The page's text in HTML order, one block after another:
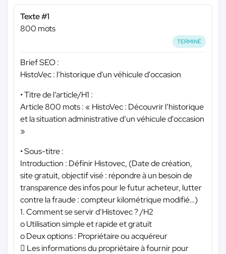
Texte #1
800 mots
TERMINÉ
Brief SEO :
HistoVec : l’historique d'un véhicule d'occasion
• Titre de l’article/H1 :
Article 800 mots : « HistoVec : Découvrir l’historique
et la situation administrative d’un véhicule d'occasion
»
• Sous-titre :
Introduction : Définir Histovec, (Date de création,
site gratuit, objectif visé : répondre à un besoin de
transparence des infos pour le futur acheteur, lutter
contre la fraude : compteur kilométrique modifié…)
1. Comment se servir d’Histovec ? /H2
o Utilisation simple et rapide et gratuit
o Deux options : Propriétaire ou acquéreur
 Les informations du propriétaire à fournir pour